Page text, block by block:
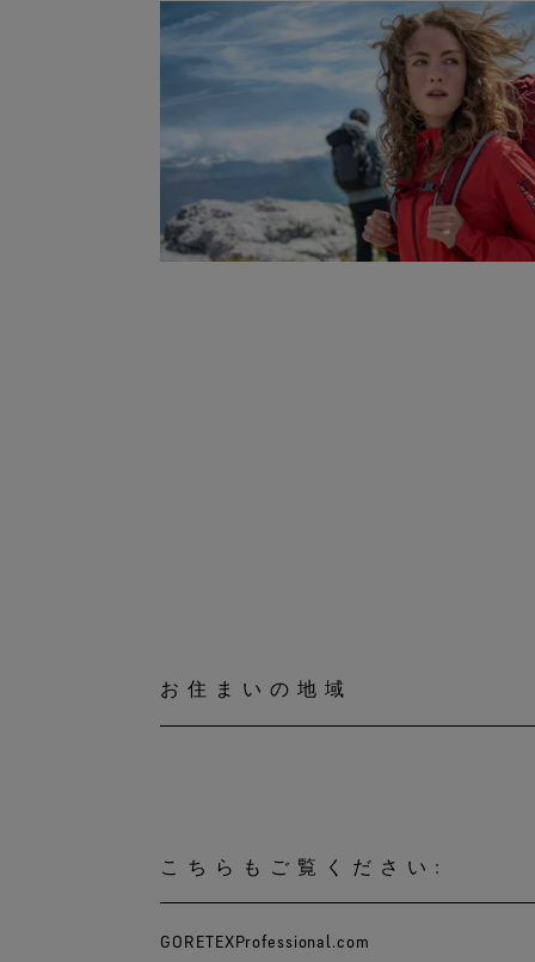
お住まいの地域
こちらもご覧ください:
GORETEXProfessional.com